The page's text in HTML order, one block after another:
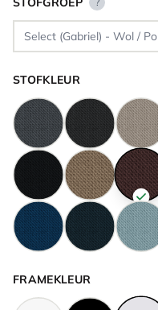
STOFKLEUR
FRAMEKLEUR